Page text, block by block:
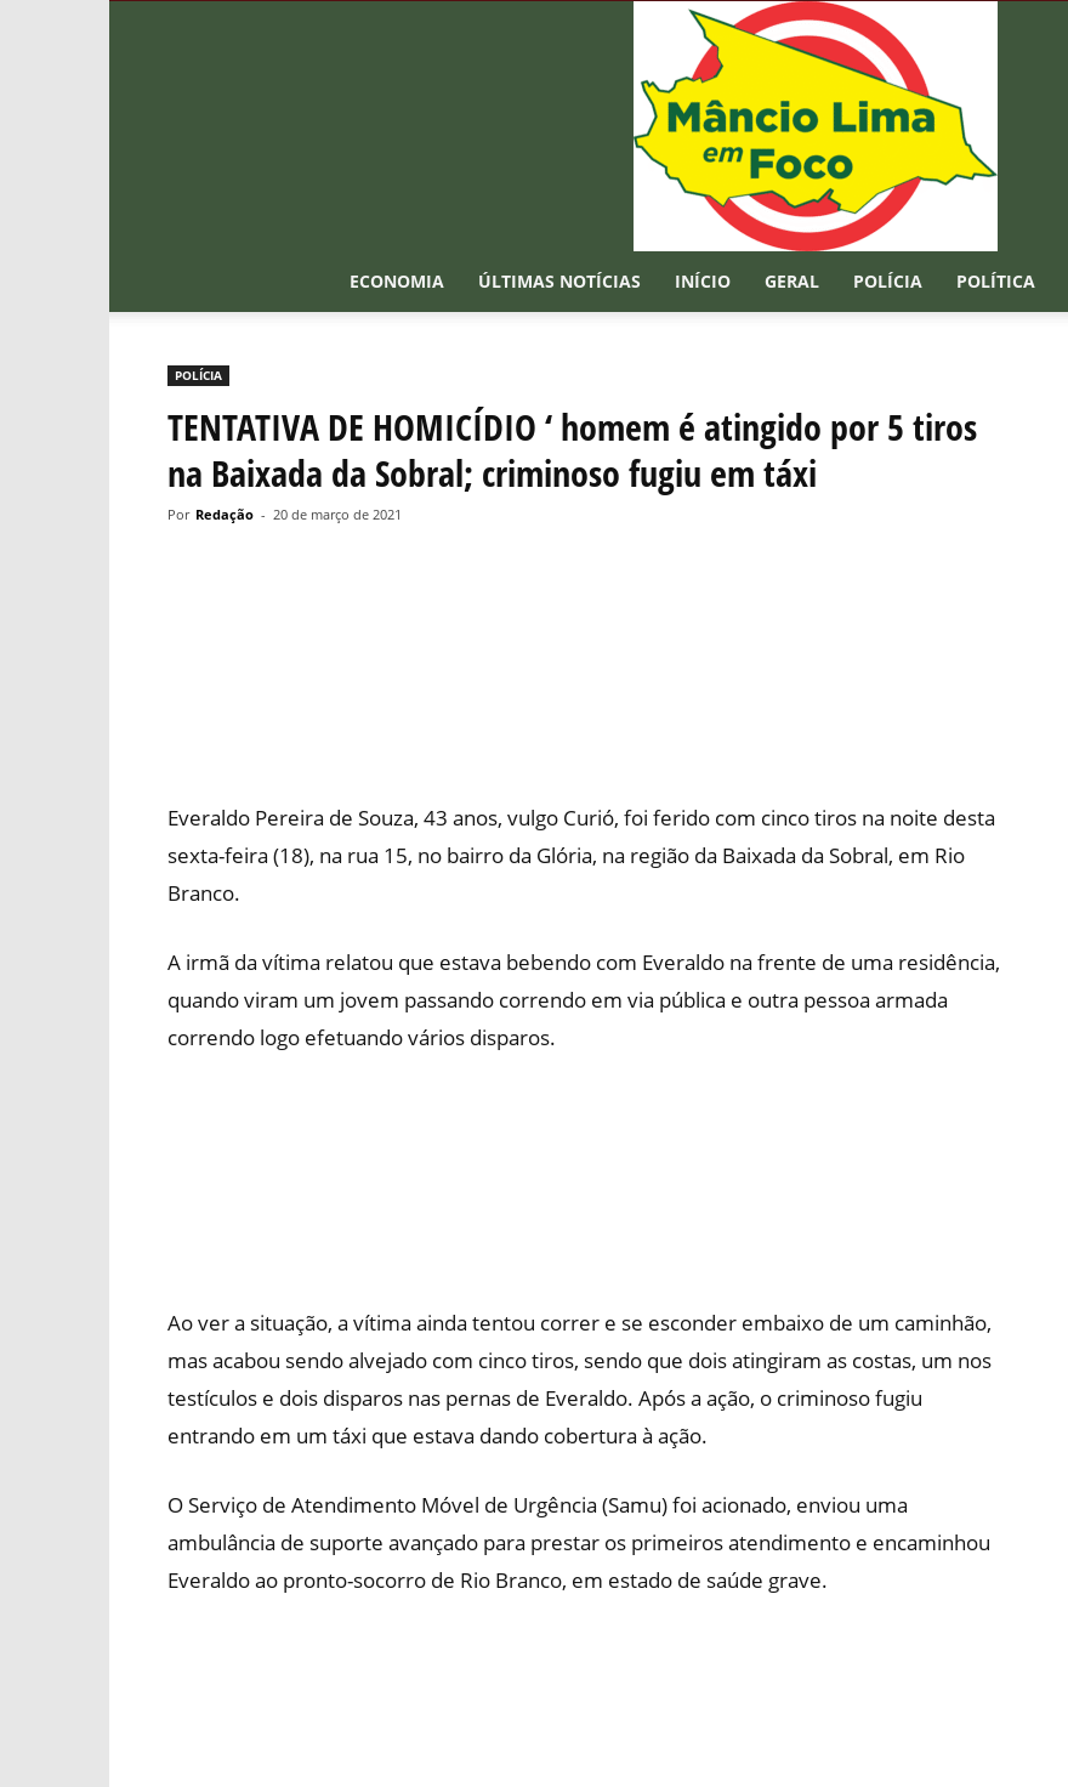
Lima
ECONOMIA ÚLTIMAS NOTÍCIAS INÍCIO GERAL POLÍCIA POLÍTICA
POLÍCIA
TENTATIVA DE HOMICÍDIO ‘ homem é atingido por 5 tiros
na Baixada da Sobral; criminoso fugiu em táxi
Por Redação - 20 de março de 2021
Everaldo Pereira de Souza, 43 anos, vulgo Curió, foi ferido com cinco tiros na noite desta
sexta-feira (18), na rua 15, no bairro da Glória, na região da Baixada da Sobral, em Rio
Branco.
A irmã da vítima relatou que estava bebendo com Everaldo na frente de uma residência,
quando viram um jovem passando correndo em via pública e outra pessoa armada
correndo logo efetuando vários disparos.
Ao ver a situação, a vítima ainda tentou correr e se esconder embaixo de um caminhão,
mas acabou sendo alvejado com cinco tiros, sendo que dois atingiram as costas, um nos
testículos e dois disparos nas pernas de Everaldo. Após a ação, o criminoso fugiu
entrando em um táxi que estava dando cobertura à ação.
O Serviço de Atendimento Móvel de Urgência (Samu) foi acionado, enviou uma
ambulância de suporte avançado para prestar os primeiros atendimento e encaminhou
Everaldo ao pronto-socorro de Rio Branco, em estado de saúde grave.